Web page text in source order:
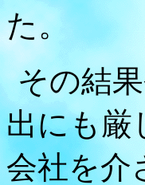
た。
その結
出にも厳
会社を介